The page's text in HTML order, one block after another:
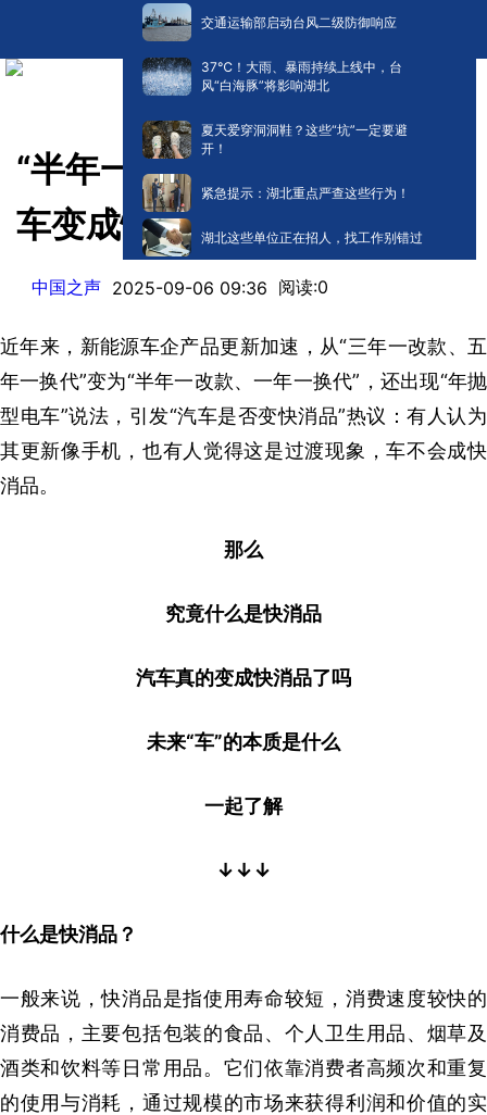
交通运输部启动台风二级防御响应
​37℃！大雨、暴雨持续上线中，台
风“白海豚”将影响湖北
夏天爱穿洞洞鞋？这些“坑”一定要避
开！
紧急提示：湖北重点严查这些行为！
湖北这些单位正在招人，找工作别错过
“半年一改款、一年一换代” 汽
车变成快消品了吗？
中国之声 2025-09-06 09:36 阅读:0
近年来，新能源车企产品更新加速，从“三年一改款、五
年一换代”变为“半年一改款、一年一换代”，还出现“年抛
型电车”说法，引发“汽车是否变快消品”热议：有人认为
其更新像手机，也有人觉得这是过渡现象，车不会成快
消品。
那么
究竟什么是快消品
汽车真的变成快消品了吗
未来“车”的本质是什么
一起了解
↓↓↓
什么是快消品？
一般来说，快消品是指使用寿命较短，消费速度较快的
消费品，主要包括包装的食品、个人卫生用品、烟草及
酒类和饮料等日常用品。它们依靠消费者高频次和重复
的使用与消耗，通过规模的市场来获得利润和价值的实